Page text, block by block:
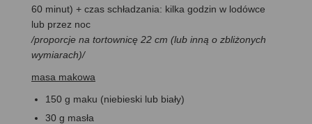
60 minut) + czas schładzania: kilka godzin w lodówce
lub przez noc
/proporcje na tortownicę 22 cm (lub inną o zbliżonych
wymiarach)/
masa makowa
150 g maku (niebieski lub biały)
30 g masła